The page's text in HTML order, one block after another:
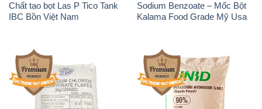
Chất tạo bọt Las P Tico Tank
IBC Bồn Việt Nam
Sodium Benzoate – Mốc Bột
Kalama Food Grade Mỹ Usa